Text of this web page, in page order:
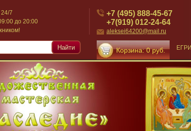
7
до 20:00
+7 (495) 888-45-67
+7(919) 012-24-64
aleksei64200@mail.ru
Корзина: 0 руб.
Найти